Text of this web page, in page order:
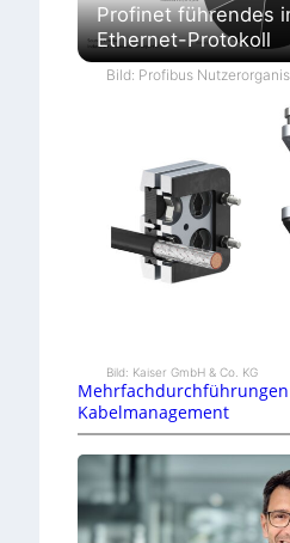
Profinet führendes
Ethernet-Protokoll
Bild: Profibus
Bild: Kaiser GmbH & Co. KG
Kabelmanagement